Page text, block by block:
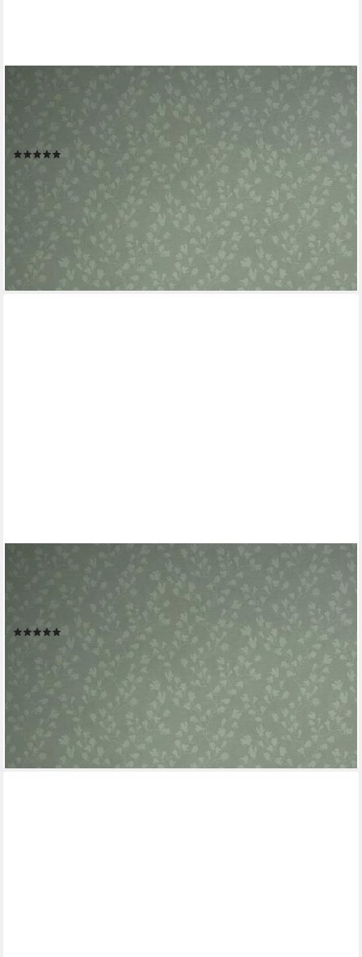
Vliestapete Nara Blätterranke, leicht strukturiert, matt,
gemustert, neutral, (1 St), Tapete Natur Tapeten Wohnzimmer
Schlafzimmer Küche modern Design Optik
ab 19,93 €
(3,75 €/ 1 qm)
lieferbar - in 3-4 Werktagen bei dir
Vliestapete Nara Blätterranke, leicht strukturiert, matt,
gemustert, neutral, (1 St), Tapete Natur Tapeten Wohnzimmer
Schlafzimmer Küche modern Design Optik
ab 19,93 €
(3,75 €/ 1 qm)
lieferbar - in 3-4 Werktagen bei dir